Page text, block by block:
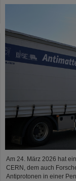
Am 24. März 2026 hat
CERN, dem auch
Antiprotonen in einer